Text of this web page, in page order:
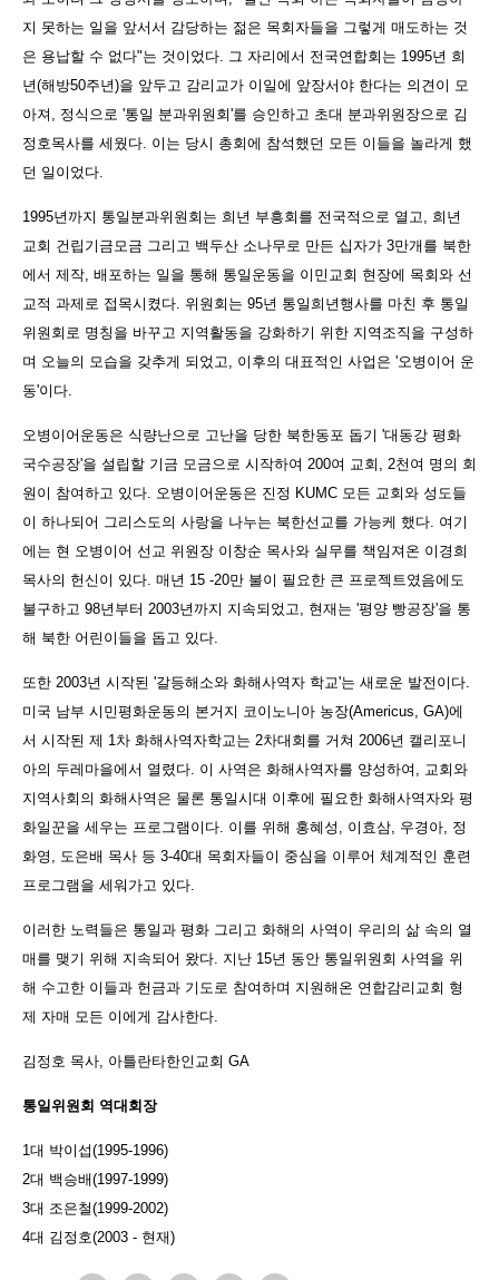
지 못하는 일을 앞서서 감당하는 젊은 목회자들을 그렇게 매도하는 것
은 용납할 수 없다"는 것이었다. 그 자리에서 전국연합회는 1995년 희
년(해방50주년)을 앞두고 감리교가 이일에 앞장서야 한다는 의견이 모
아져, 정식으로 '통일 분과위원회'를 승인하고 초대 분과위원장으로 김
정호목사를 세웠다. 이는 당시 총회에 참석했던 모든 이들을 놀라게 했
던 일이었다.
1995년까지 통일분과위원회는 희년 부흥회를 전국적으로 열고, 희년
교회 건립기금모금 그리고 백두산 소나무로 만든 십자가 3만개를 북한
에서 제작, 배포하는 일을 통해 통일운동을 이민교회 현장에 목회와 선
교적 과제로 접목시켰다. 위원회는 95년 통일희년행사를 마친 후 통일
위원회로 명칭을 바꾸고 지역활동을 강화하기 위한 지역조직을 구성하
며 오늘의 모습을 갖추게 되었고, 이후의 대표적인 사업은 '오병이어 운
동'이다.
오병이어운동은 식량난으로 고난을 당한 북한동포 돕기 '대동강 평화
국수공장'을 설립할 기금 모금으로 시작하여 200여 교회, 2천여 명의 회
원이 참여하고 있다. 오병이어운동은 진정 KUMC 모든 교회와 성도들
이 하나되어 그리스도의 사랑을 나누는 북한선교를 가능케 했다. 여기
에는 현 오병이어 선교 위원장 이창순 목사와 실무를 책임져온 이경희
목사의 헌신이 있다. 매년 15 -20만 불이 필요한 큰 프로젝트였음에도
불구하고 98년부터 2003년까지 지속되었고, 현재는 '평양 빵공장'을 통
해 북한 어린이들을 돕고 있다.
또한 2003년 시작된 '갈등해소와 화해사역자 학교'는 새로운 발전이다.
미국 남부 시민평화운동의 본거지 코이노니아 농장(Americus, GA)에
서 시작된 제 1차 화해사역자학교는 2차대 회를 거쳐 2006년 캘리포니
아의 두레마을에서 열렸다. 이 사역은 화해사역자를 양성하여, 교회와
지역사회의 화해사역은 물론 통일시대 이후에 필요한 화해사역자와 평
화일꾼을 세우는 프로그램이다. 이를 위해 홍혜성, 이효삼, 우경아, 정
화영, 도은배 목사 등 3-40대 목회자들이 중심을 이루어 체계적인 훈련
프로그램을 세워가고 있다.
이러한 노력들은 통일과 평화 그리고 화해의 사역이 우리의 삶 속의 열
매를 맺기 위해 지속되어 왔다. 지난 15년 동안 통일위원회 사역을 위
해 수고한 이들과 헌금과 기도로 참여하며 지원해온 연합감리교회 형
제 자매 모든 이에게 감사한다.
김정호 목사, 아틀란타한인교회 GA
통일위원회 역대회장
1대 박이섭(1995-1996)
2대 백승배(1997-1999)
3대 조은철(1999-2002)
4대 김정호(2003 - 현재)